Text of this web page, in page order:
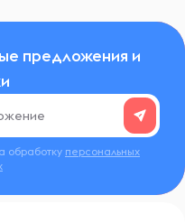
предложения и
обработку персональных